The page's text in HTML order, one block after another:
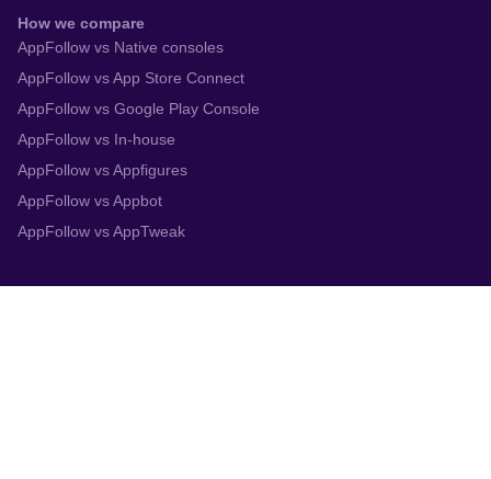
How we compare
AppFollow vs Native consoles
AppFollow vs App Store Connect
AppFollow vs Google Play Console
AppFollow vs In-house
AppFollow vs Appfigures
AppFollow vs Appbot
AppFollow vs AppTweak